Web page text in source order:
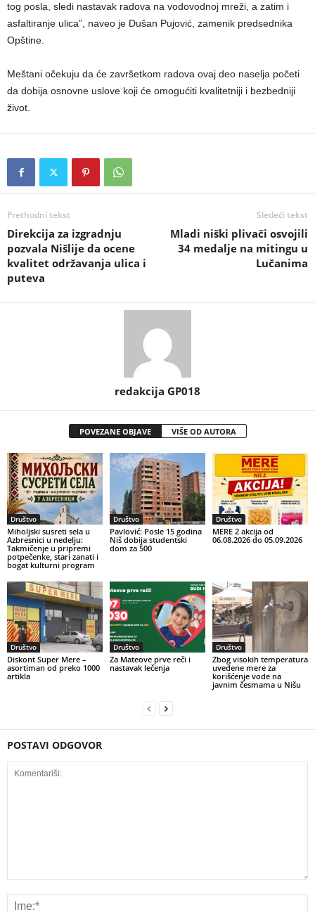
tog posla, sledi nastavak radova na vodovodnoj mreži, a zatim i
asfaltiranje ulica”, naveo je Dušan Pujović, zamenik predsednika
Opštine.
Meštani očekuju da će završetkom radova ovaj deo naselja početi
da dobija osnovne uslove koji će omogućiti kvalitetniji i bezbedniji
život.
Prethodni tekst
Direkcija za izgradnju
pozvala Nišlije da ocene
kvalitet održavanja ulica i
puteva
Sledeći tekst
Mladi niški plivači osvojili
34 medalje na mitingu u
Lučanima
redakcija GP018
POVEZANE OBJAVE VIŠE OD AUTORA
Društvo
Miholjski susreti sela u
Azbresnici u nedelju:
Takmičenje u pripremi
potpečenke, stari zanati i
bogat kulturni program
Društvo
Pavlović: Posle 15 godina
Niš dobija studentski
dom za 500
Društvo
MERE 2 akcija od
06.08.2026 do 05.09.2026
Društvo
Diskont Super Mere –
asortiman od preko 1000
artikla
Društvo
Za Mateove prve reči i
nastavak lečenja
Društvo
Zbog visokih temperatura
uvedene mere za
korišćenje vode na
javnim česmama u Nišu
POSTAVI ODGOVOR